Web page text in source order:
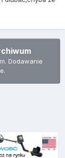
Dodawanie